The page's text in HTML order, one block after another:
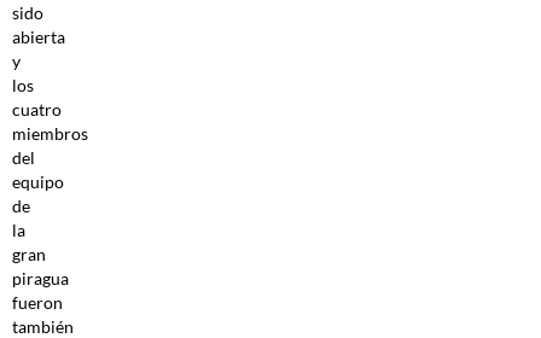
sido
abierta
y
los
cuatro
miembros
del
equipo
de
la
gran
piragua
fueron
también